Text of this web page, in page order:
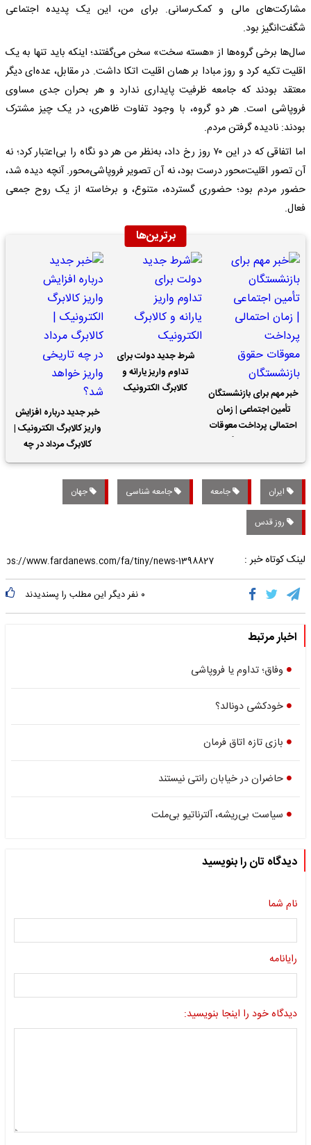
مشارکت‌های مالی و کمک‌رسانی. برای من، این یک پدیده اجتماعی
شگفت‌انگیز بود.
سال‌ها برخی گروه‌ها از «هسته سخت» سخن می‌گفتند؛ اینکه باید تنها به یک
اقلیت تکیه کرد و روز مبادا بر همان اقلیت اتکا داشت. در مقابل، عده‌ای دیگر
معتقد بودند که جامعه ظرفیت پایداری ندارد و هر بحران جدی مساوی
فروپاشی است. هر دو گروه، با وجود تفاوت ظاهری، در یک چیز مشترک
بودند: نادیده گرفتن مردم.
اما اتفاقی که در این ۷۰ روز رخ داد، به‌نظر من هر دو نگاه را بی‌اعتبار کرد؛ نه
آن تصور اقلیت‌محور درست بود، نه آن تصویر فروپاشی‌محور. آنچه دیده شد،
حضور مردم بود؛ حضوری گسترده، متنوع، و برخاسته از یک روح جمعی
فعال.
برترین‌ها
خبر مهم برای بازنشستگان
تأمین اجتماعی | زمان
احتمالی پرداخت معوقات
شرط جدید دولت برای
تداوم واریز یارانه و
کالابرگ الکترونیک
خبر جدید درباره افزایش
واریز کالابرگ الکترونیک |
کالابرگ مرداد در چه
تاریخی واریز خواهد شد؟
ایران جامعه جامعه شناسی جهان
روز قدس
لینک کوتاه خبر :
۰ نفر دیگر این مطلب را پسندیدند
اخبار مرتبط
وفاق؛ تداوم یا فروپاشی
خودکشی دونالد؟
بازی تازه اتاق فرمان
حاضران در خیابان رانتی نیستند
سیاست بی‌ریشه، آلترناتیو بی‌ملت
دیدگاه تان را بنویسید
نام شما
رایانامه
دیدگاه خود را اینجا بنویسید: